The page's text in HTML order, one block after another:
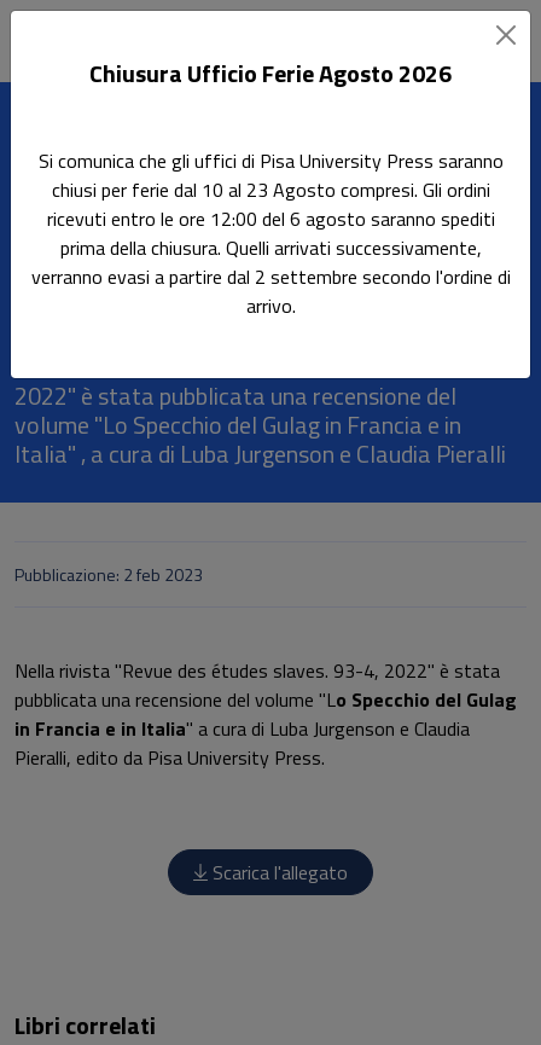
Home Rassegna stampa
Recensione de "Lo Specchio del Gulag in Francia e in Italia"
Recensione de "Lo Specchio
del Gulag in Francia e in Italia"
2022" è stata pubblicata una recensione del
volume "Lo Specchio del Gulag in Francia e in
Italia" , a cura di Luba Jurgenson e Claudia Pieralli
Pubblicazione: 2 feb 2023
Nella rivista "Revue des études slaves. 93-4, 2022" è stata
pubblicata una recensione del volume "Lo Specchio del Gulag
in Francia e in Italia" a cura di Luba Jurgenson e Claudia
Pieralli, edito da Pisa University Press.
Scarica l'allegato
Libri correlati
Chiusura Ufficio Ferie Agosto 2026
Si comunica che gli uffici di Pisa University Press saranno
chiusi per ferie dal 10 al 23 Agosto compresi. Gli ordini
ricevuti entro le ore 12:00 del 6 agosto saranno spediti
prima della chiusura. Quelli arrivati successivamente,
verranno evasi a partire dal 2 settembre secondo l'ordine di
arrivo.